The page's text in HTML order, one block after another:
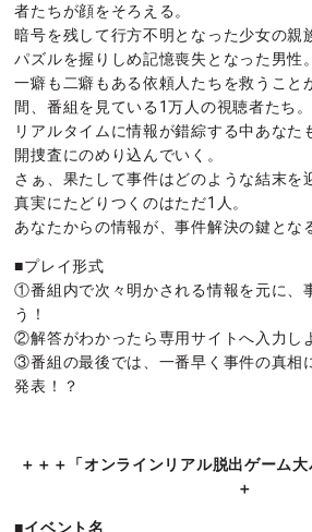
者たちが顔をそろえる。
暗号を残して行方不明となった少女の親
パズルを握りしめ記憶喪失となった男性。
一癖も二癖もある依頼人たちを救うこと
間、番組を見ている1万人の視聴者たち。
リアルタイムに情報が錯綜する中あなた
開捜査にのめり込んでいく。
さぁ、果たして事件はどのような結末を
真実にたどりつくのはただ1人。
あなたからの情報が、事件解決の鍵とな
■プレイ形式
①番組内で次々明かされる情報を元に、
う！
②解答がわかったら専用サイトへ入力し
③番組の最後では、一番早く事件の真相
発表！？
＋＋＋「オンラインリアル脱出ゲーム
＋
■イベント名